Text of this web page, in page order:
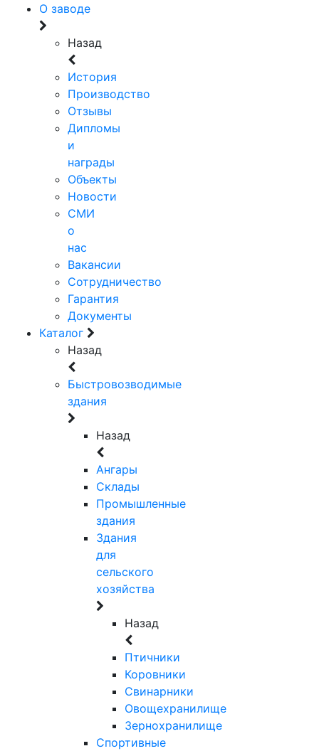
О заводе
Назад
История
Производство
Отзывы
Дипломы
и
награды
Объекты
Новости
СМИ
о
нас
Вакансии
Сотрудничество
Гарантия
Документы
Каталог
Назад
Быстровозводимые
здания
Назад
Ангары
Склады
Промышленные
здания
Здания
для
сельского
хозяйства
Назад
Птичники
Коровники
Свинарники
Овощехранилище
Зернохранилище
Спортивные